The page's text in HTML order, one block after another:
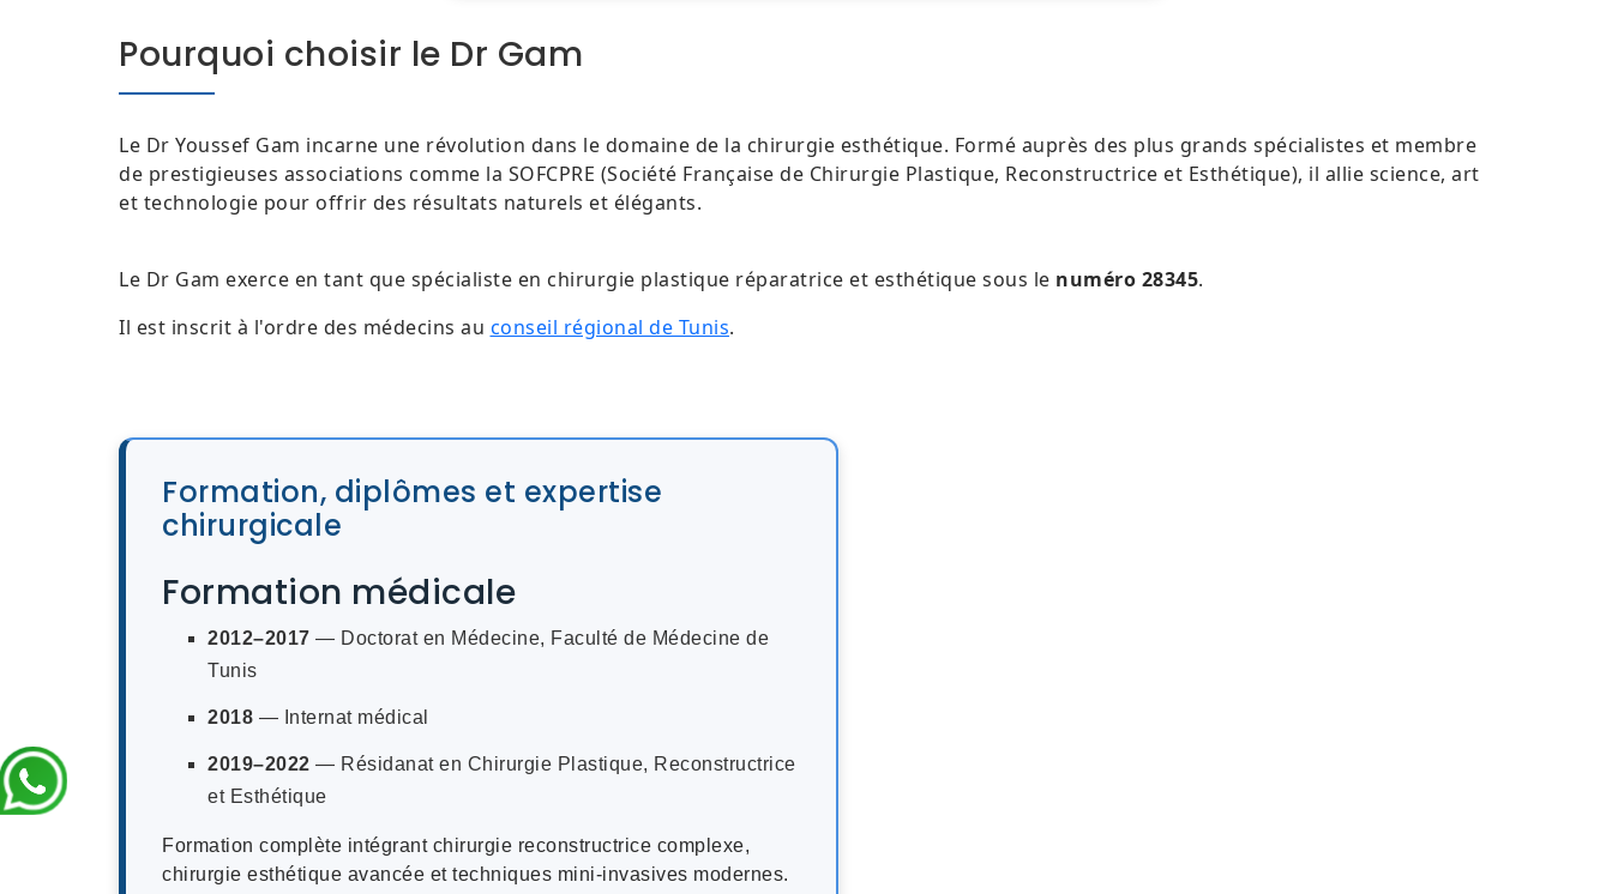
Pourquoi choisir le Dr Gam
Le Dr Youssef Gam incarne une révolution dans le domaine de la chirurgie esthétique. Formé auprès des plus grands spécialistes et membre
de prestigieuses associations comme la SOFCPRE (Société Française de Chirurgie Plastique, Reconstructrice et Esthétique), il allie science, art
et technologie pour offrir des résultats naturels et élégants.
Le Dr Gam exerce en tant que spécialiste en chirurgie plastique réparatrice et esthétique sous le numéro 28345.
Il est inscrit à l'ordre des médecins au conseil régional de Tunis.
Formation, diplômes et expertise
chirurgicale
Formation médicale
2012–2017 — Doctorat en Médecine, Faculté de Médecine de
Tunis
2018 — Internat médical
2019–2022 — Résidanat en Chirurgie Plastique, Reconstructrice
et Esthétique
Formation complète intégrant chirurgie reconstructrice complexe,
chirurgie esthétique avancée et techniques mini-invasives modernes.